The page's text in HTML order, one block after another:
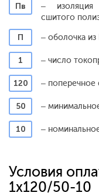
Пв
– изоляция
сшитого
П
– оболочка
1 – число
120 –
50 –
10 –
Условия
1x120/50-10